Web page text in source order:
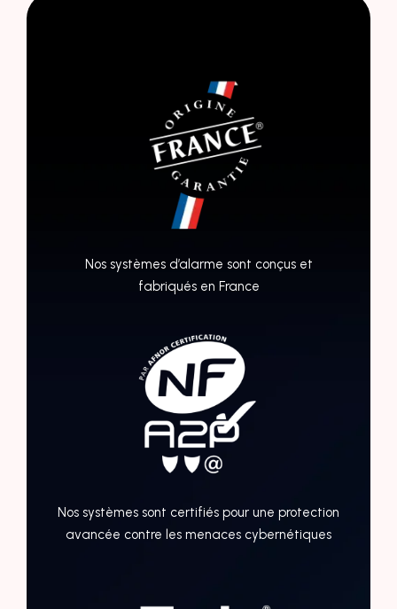
Nos systèmes d’alarme sont conçus et
fabriqués en France
Nos systèmes sont certifiés pour une protection
avancée contre les menaces cybernétiques